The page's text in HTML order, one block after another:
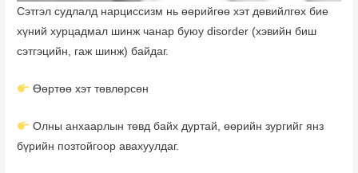
Сэтгэл судлалд нарциссизм нь өөрийгөө хэт дөвийлгөх бие
хүний хурцадмал шинж чанар буюу disorder (хэвийн биш
сэтгэцийн, гаж шинж) байдаг.
Өөртөө хэт төвлөрсөн
Олны анхаарлын төвд байх дуртай, өөрийн зургийг янз
бүрийн позтойгоор авахуулдаг.